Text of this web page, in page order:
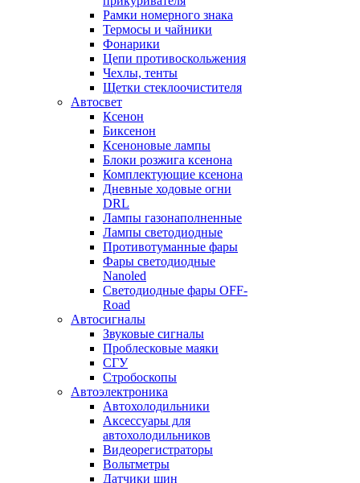
Рамки номерного знака
Термосы и чайники
Фонарики
Цепи противоскольжения
Чехлы, тенты
Щетки стеклоочистителя
Автосвет
Ксенон
Биксенон
Ксеноновые лампы
Блоки розжига ксенона
Комплектующие ксенона
Дневные ходовые огни
DRL
Лампы газонаполненные
Лампы светодиодные
Противотуманные фары
Фары светодиодные
Nanoled
Светодиодные фары OFF-
Road
Автосигналы
Звуковые сигналы
Проблесковые маяки
СГУ
Стробоскопы
Автоэлектроника
Автохолодильники
Аксессуары для
автохолодильников
Видеорегистраторы
Вольтметры
Датчики шин